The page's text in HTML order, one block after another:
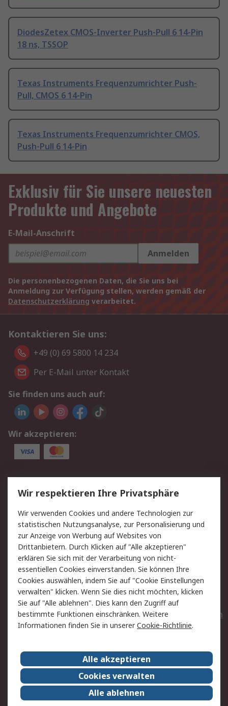
DiodesZetex CMOS-Inverter Push-Pull 6 14-Pin
18 ns, TSSOP
Texas Instruments Frequenzumrichter Push-
Pull, CMOS 6 14-Pin
Texas Instruments Frequenzumrichter CMOS,
Push-Pull 6 14-Pin
Exklusiv für Sie unsere neuesten
Produkte und Angebote
E-Mail-Anschrift
Anmelden
Die personenbezogenen Daten, die Sie uns bei
Anmeldung zur Verfügung stellen, werden gemäß der
Datenschutzerklärung verarbeitet.
Kontaktieren Sie uns:
+49 (0) 69 5800 14 234
Per E-Mail unter Kontakt
Sie finden uns auch auf:
Wir akzeptieren:
Service
Value Added Services
Lieferlösungen
Rücksendungen
Kontakt
Hilfe
Privatkunden
Rechtliches
AGB
Datenschutz
Cookie-Richtlinie
Zahlungsbedingungen
Copyright/Impressum
Entsorgung
Elektrogeräte/Batterien
RS weltweit
Karriere bei RS
Nachhaltigkeit
Qualität/Umwelt/ZertifikatePresse-Center
Event-Center
Wir respektieren Ihre Privatsphäre
Wir verwenden Cookies und andere Technologien zur
statistischen Nutzungsanalyse, zur Personalisierung und
zur Anzeige von Werbung auf Websites von
Drittanbietern. Durch Klicken auf "Alle akzeptieren"
erklären Sie sich mit der Verarbeitung von nicht-
essentiellen Cookies einverstanden. Sie können Ihre
Cookies auswählen, indem Sie auf "Cookie Einstellungen
verwalten" klicken. Wenn Sie dies nicht möchten, klicken
Sie auf "Alle ablehnen". Dies kann den Zugriff auf
bestimmte Funktionen einschränken. Weitere
Informationen finden Sie in unsererCookie-Richtlinie.
Alle akzeptieren
Cookies verwalten
Alle ablehnen